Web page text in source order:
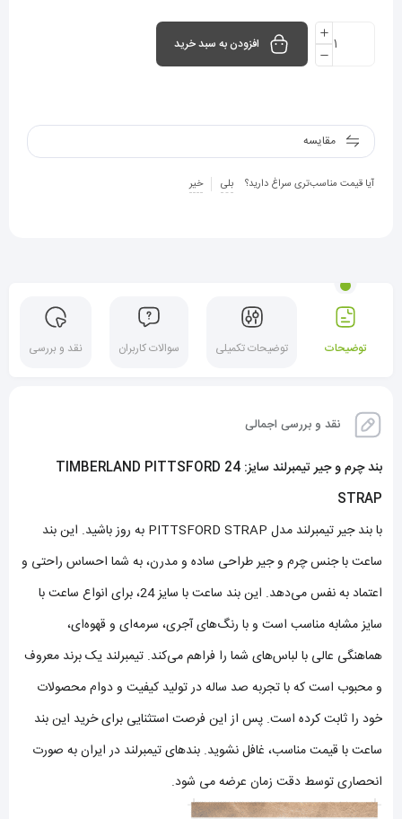
افزودن به سبد خرید
مقایسه
آیا قیمت مناسب‌تری سراغ دارید؟ بلی خیر
توضیحات توضیحات تکمیلی سوالات کاربران نقد و بررسی
نقد و بررسی اجمالی
بند چرم و جیر تیمبرلند سایز: 24 TIMBERLAND PITTSFORD
STRAP
با بند جیر تیمبرلند مدل PITTSFORD STRAP به روز باشید. این بند
ساعت با جنس چرم و جیر طراحی ساده و مدرن، به شما احساس راحتی و
اعتماد به نفس می‌دهد. این بند ساعت با سایز 24، برای انواع ساعت‌ با
سایز مشابه مناسب است و با رنگ‌های آجری، سرمه‌ای و قهوه‌ای،
هماهنگی عالی با لباس‌های شما را فراهم می‌کند. تیمبرلند یک برند معروف
و محبوب است که با تجربه صد ساله در تولید کیفیت و دوام محصولات
خود را ثابت کرده است. پس از این فرصت استثنایی برای خرید این بند
ساعت با قیمت مناسب، غافل نشوید. بندهای تیمبرلند در ایران به صورت
انحصاری توسط دقت زمان عرضه می شود.